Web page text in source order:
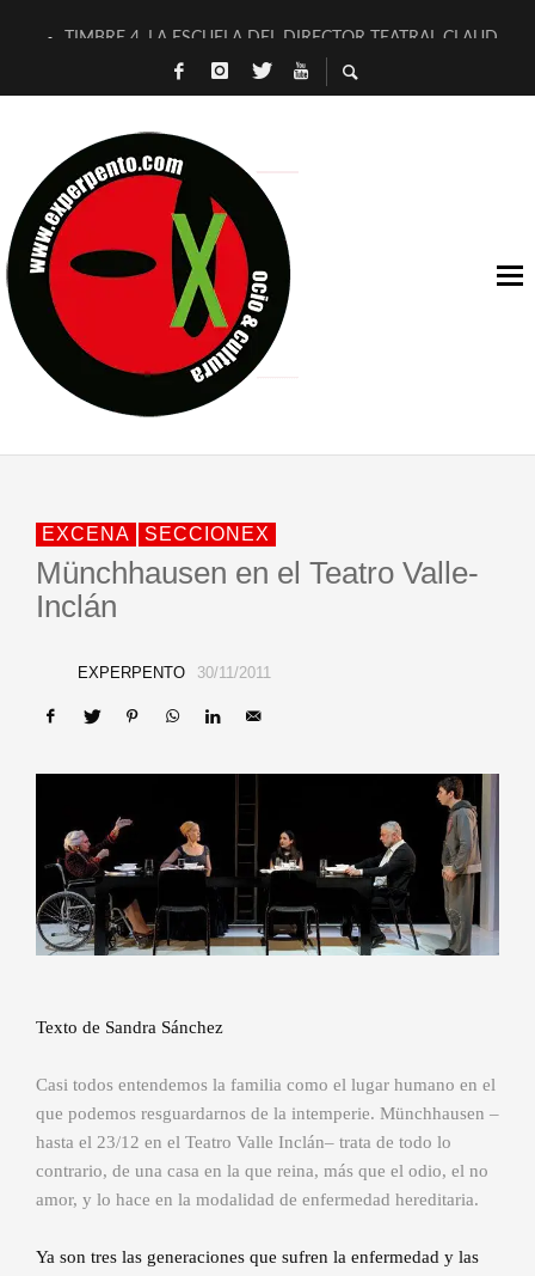
TIMBRE 4, LA ESCUELA DEL DIRECTOR TEATRAL CLAUDIO
30 AÑOS (NO ES NADA) DE LA KATARSIS DEL TOMATAZO
D’BALDOMEROS REINVENTAN [BITÁCORA 3.0] EN EXVITA
MARSHALL FLASH PRESENTA EN EXVITA [RELATIVA
JOFRE BARDAGÍ EN EXVITA INTERPRETANDO A SERRAT
YORCH PRESENTA [CURSO DE ARMONÍA PERSECUTORIA]
MAGALÍ SARE NOS EXPLICA [DESCASADA]
«NO TENGO PUTOS SUEÑOS»
EXCENA SECCIONEX
Münchhausen en el Teatro Valle-
Inclán
EXPERPENTO 30/11/2011
Texto de Sandra Sánchez
Casi todos entendemos la familia como el lugar humano en el
que podemos resguardarnos de la intemperie. Münchhausen –
hasta el 23/12 en el Teatro Valle Inclán– trata de todo lo
contrario, de una casa en la que reina, más que el odio, el no
amor, y lo hace en la modalidad de enfermedad hereditaria.
Ya son tres las generaciones que sufren la enfermedad y las